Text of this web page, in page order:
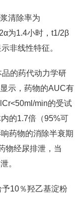
清除率为
为1.4小时，t1/2β
非线性特征。
的药代动力学研
示，药物的AUC有
min的受试
的1.7倍（95%可
药物的消除半衰期
物经尿排泄，当
。
10％羟乙基淀粉